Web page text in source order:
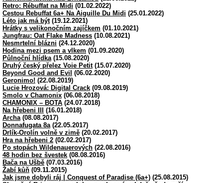
Retro: Rébuffat na Midi (01.02.2022)
Cestou Rebuffat 6a+ Na Aiguille Du Midi (25.01.2022)
Léto jak má být(19.12.2021)
Hrátky s velikonočním zajíčkem (01.10.2021)
Jungfrau: Oat Flake Madness (10.08.2021)
Nesmrtelní blázni (24.12.2020)
Hodina mezi psem a vlkem (01.09.2020)
Půlnoční hlídka(15.08.2020)
Druhý český přelez Voie Petit(15.07.2020)
Beyond Good and Evil (06.02.2020)
Geronimo! (22.08.2019)
Lucie Hrozová: Digital Crack (09.08.2019)
Smolo v Chamonix (06.08.2018)
CHAMONIX – BOTA (24.07.2018)
Na hřebeni III
(16.01.2018)
Archa(08.08.2017)
Donnafugata 8a(22.05.2017)
Drlík-Orolín volně v zimě (20.02.2017)
Hra na hřebeni 2 (02.02.2017)
Po stopách Wildenauerových (22.08.2016)
48 hodin bez švestek (08.08.2016)
Bača na Ušbě (07.03.2016)
Žabí kůň (09.11.2015)
Jak jsme dobyli ráj | Conquest of Paradise (6a+) (25.08.2015)